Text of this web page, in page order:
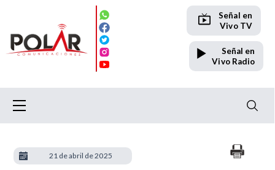
Señal en
Vivo TV
Señal en
Vivo Radio
21 de abril de 2025